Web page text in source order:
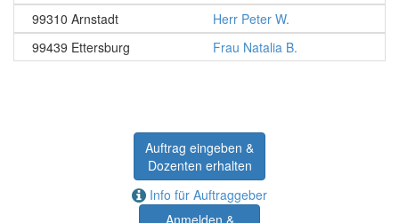
99310 Arnstadt
Herr Peter W.
99439 Ettersburg
Frau Natalia B.
Auftrag eingeben &
Dozenten erhalten
Info für Auftraggeber
Anmelden &